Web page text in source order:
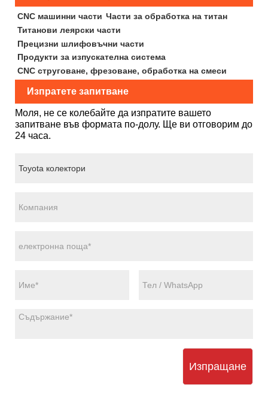
CNC машинни части Части за обработка на титан
Титанови леярски части
Прецизни шлифовъчни части
Продукти за изпускателна система
CNC струговане, фрезоване, обработка на смеси
Изпратете запитване
Моля, не се колебайте да изпратите вашето
запитване във формата по-долу. Ще ви отговорим до
24 часа.
Изпращане